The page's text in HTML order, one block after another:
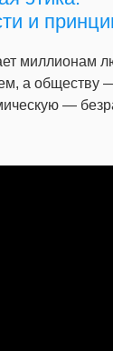
и
миллионам
а обществу
—